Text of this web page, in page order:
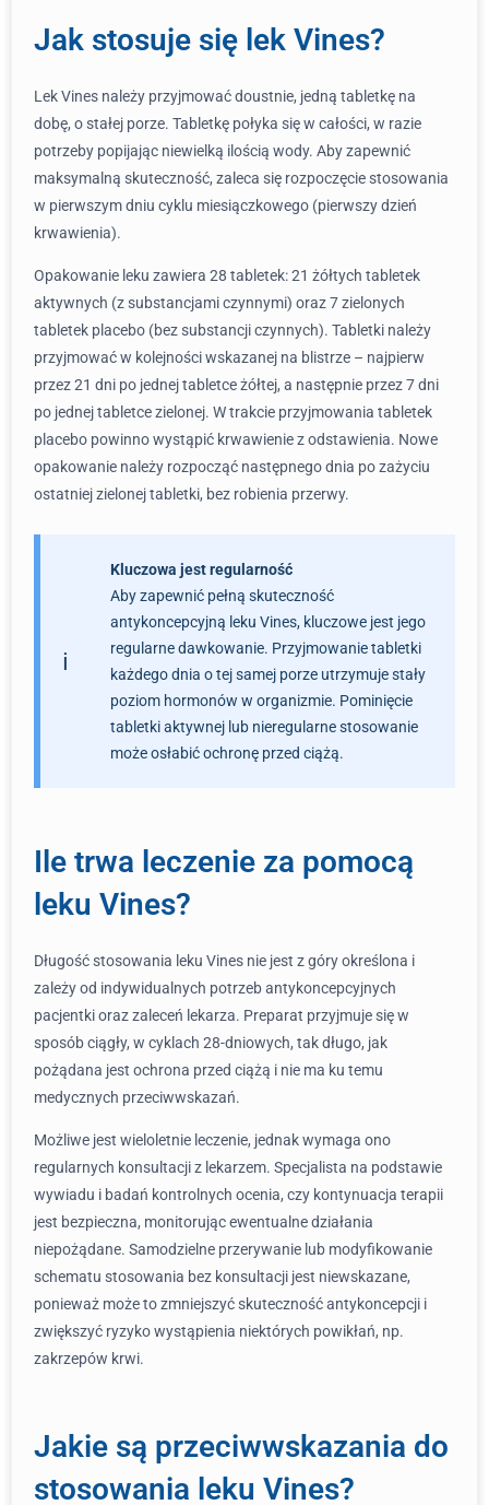
Jak stosuje się lek Vines?
Lek Vines należy przyjmować doustnie, jedną tabletkę na
dobę, o stałej porze. Tabletkę połyka się w całości, w razie
potrzeby popijając niewielką ilością wody. Aby zapewnić
maksymalną skuteczność, zaleca się rozpoczęcie stosowania
w pierwszym dniu cyklu miesiączkowego (pierwszy dzień
krwawienia).
Opakowanie leku zawiera 28 tabletek: 21 żółtych tabletek
aktywnych (z substancjami czynnymi) oraz 7 zielonych
tabletek placebo (bez substancji czynnych). Tabletki należy
przyjmować w kolejności wskazanej na blistrze – najpierw
przez 21 dni po jednej tabletce żółtej, a następnie przez 7 dni
po jednej tabletce zielonej. W trakcie przyjmowania tabletek
placebo powinno wystąpić krwawienie z odstawienia. Nowe
opakowanie należy rozpocząć następnego dnia po zażyciu
ostatniej zielonej tabletki, bez robienia przerwy.
Kluczowa jest regularność
Aby zapewnić pełną skuteczność
antykoncepcyjną leku Vines, kluczowe jest jego
regularne dawkowanie. Przyjmowanie tabletki
każdego dnia o tej samej porze utrzymuje stały
poziom hormonów w organizmie. Pominięcie
tabletki aktywnej lub nieregularne stosowanie
może osłabić ochronę przed ciążą.
Ile trwa leczenie za pomocą
leku Vines?
Długość stosowania leku Vines nie jest z góry określona i
zależy od indywidualnych potrzeb antykoncepcyjnych
pacjentki oraz zaleceń lekarza. Preparat przyjmuje się w
sposób ciągły, w cyklach 28-dniowych, tak długo, jak
pożądana jest ochrona przed ciążą i nie ma ku temu
medycznych przeciwwskazań.
Możliwe jest wieloletnie leczenie, jednak wymaga ono
regularnych konsultacji z lekarzem. Specjalista na podstawie
wywiadu i badań kontrolnych ocenia, czy kontynuacja terapii
jest bezpieczna, monitorując ewentualne działania
niepożądane. Samodzielne przerywanie lub modyfikowanie
schematu stosowania bez konsultacji jest niewskazane,
ponieważ może to zmniejszyć skuteczność antykoncepcji i
zwiększyć ryzyko wystąpienia niektórych powikłań, np.
zakrzepów krwi.
Jakie są przeciwwskazania do
stosowania leku Vines?